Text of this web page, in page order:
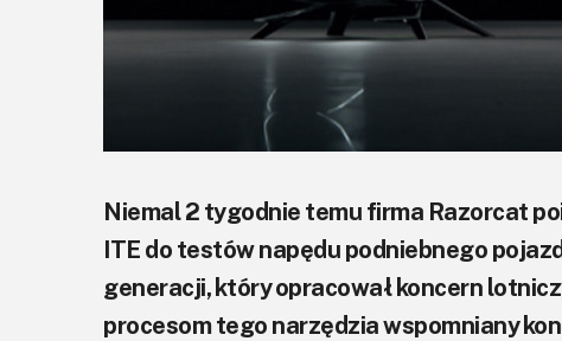
Niemal 2 tygodnie temu firma Razorcat
ITE do testów napędu podniebnego
generacji, który opracował koncern
procesom tego narzędzia wspomniany